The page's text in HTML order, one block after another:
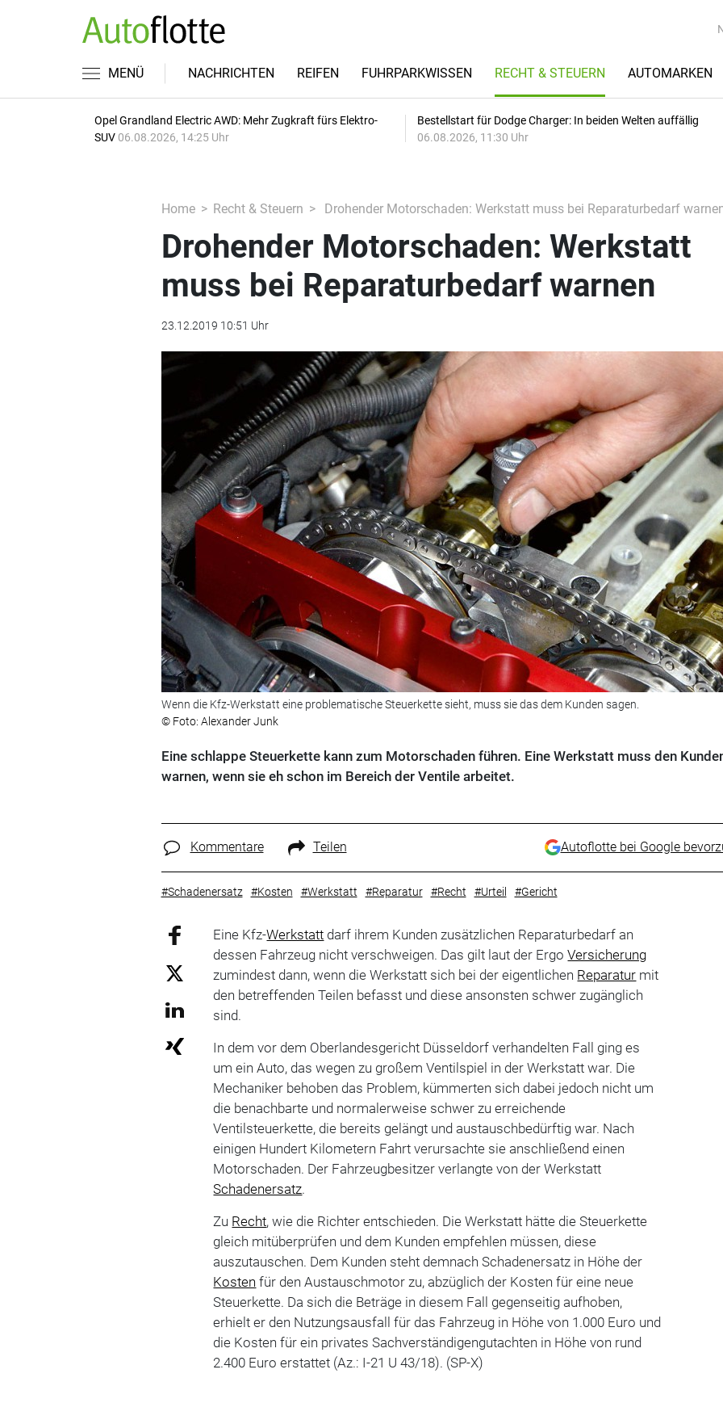
MENÜ NACHRICHTEN REIFEN FUHRPARKWISSEN RECHT & STEUERN AUTOMARKEN
Opel Grandland Electric AWD: Mehr Zugkraft fürs Elektro-
SUV 06.08.2026, 14:25 Uhr
Bestellstart für Dodge Charger: In beiden Welten auffällig
06.08.2026, 11:30 Uhr
Home Recht & Steuern Drohender Motorschaden: Werkstatt muss bei Reparaturbedarf
Drohender Motorschaden: Werkstatt
muss bei Reparaturbedarf warnen
23.12.2019 10:51 Uhr
Wenn die Kfz-Werkstatt eine problematische Steuerkette sieht, muss sie das dem Kunden sagen.
© Foto: Alexander Junk
Eine schlappe Steuerkette kann zum Motorschaden führen. Eine Werkstatt muss den
warnen, wenn sie eh schon im Bereich der Ventile arbeitet.
Kommentare Teilen Autoflotte bei Google
#Schadenersatz #Kosten #Werkstatt #Reparatur #Recht #Urteil #Gericht
Eine Kfz-Werkstatt darf ihrem Kunden zusätzlichen Reparaturbedarf an
dessen Fahrzeug nicht verschweigen. Das gilt laut der ErgoVersicherung
zumindest dann, wenn die Werkstatt sich bei der eigentlichen Reparatur mit
den betreffenden Teilen befasst und diese ansonsten schwer zugänglich
sind.
In dem vor dem Oberlandesgericht Düsseldorf verhandelten Fall ging es
um ein Auto, das wegen zu großem Ventilspiel in der Werkstatt war. Die
Mechaniker behoben das Problem, kümmerten sich dabei jedoch nicht um
die benachbarte und normalerweise schwer zu erreichende
Ventilsteuerkette, die bereits gelängt und austauschbedürftig war. Nach
einigen Hundert Kilometern Fahrt verursachte sie anschließend einen
Motorschaden. Der Fahrzeugbesitzer verlangte von der Werkstatt
Schadenersatz.
Zu Recht, wie die Richter entschieden. Die Werkstatt hätte die Steuerkette
gleich mitüberprüfen und dem Kunden empfehlen müssen, diese
auszutauschen. Dem Kunden steht demnach Schadenersatz in Höhe der
Kosten für den Austauschmotor zu, abzüglich der Kosten für eine neue
Steuerkette. Da sich die Beträge in diesem Fall gegenseitig aufhoben,
erhielt er den Nutzungsausfall für das Fahrzeug in Höhe von 1.000 Euro und
die Kosten für ein privates Sachverständigengutachten in Höhe von rund
2.400 Euro erstattet (Az.: I-21 U 43/18). (SP-X)